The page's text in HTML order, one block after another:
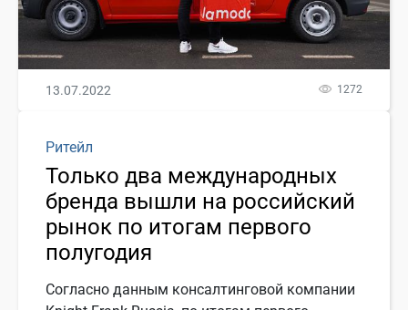
13.07.2022 1272
Ритейл
Только два международных
бренда вышли на российский
рынок по итогам первого
полугодия
Согласно данным консалтинговой компании